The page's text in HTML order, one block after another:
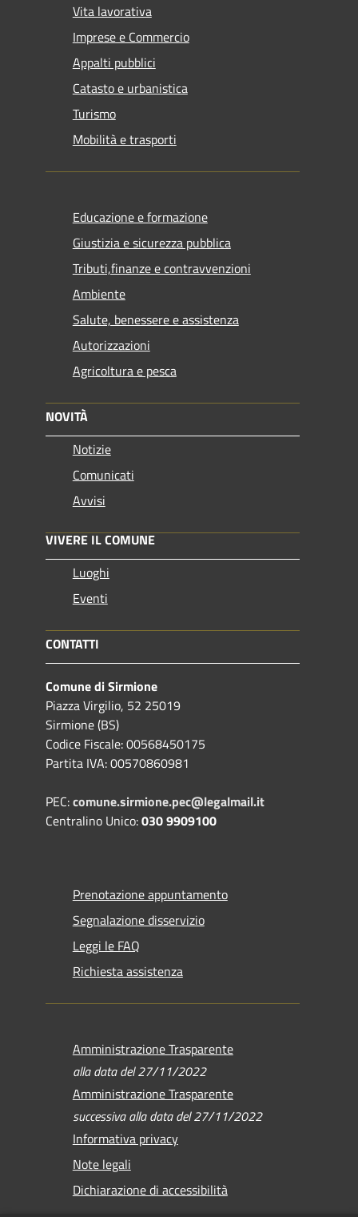
Vita lavorativa
Imprese e Commercio
Appalti pubblici
Catasto e urbanistica
Turismo
Mobilità e trasporti
Educazione e formazione
Giustizia e sicurezza pubblica
Tributi,finanze e contravvenzioni
Ambiente
Salute, benessere e assistenza
Autorizzazioni
Agricoltura e pesca
NOVITÀ
Notizie
Comunicati
Avvisi
VIVERE IL COMUNE
Luoghi
Eventi
CONTATTI
Comune di Sirmione
Piazza Virgilio, 52 25019
Sirmione (BS)
Codice Fiscale: 00568450175
Partita IVA: 00570860981
PEC:comune.sirmione.pec@legalmail.it
Centralino Unico:030 9909100
Prenotazione appuntamento
Segnalazione disservizio
Leggi le FAQ
Richiesta assistenza
Amministrazione Trasparente
alla data del 27/11/2022
Amministrazione Trasparente
successiva alla data del 27/11/2022
Informativa privacy
Note legali
Dichiarazione di accessibilità